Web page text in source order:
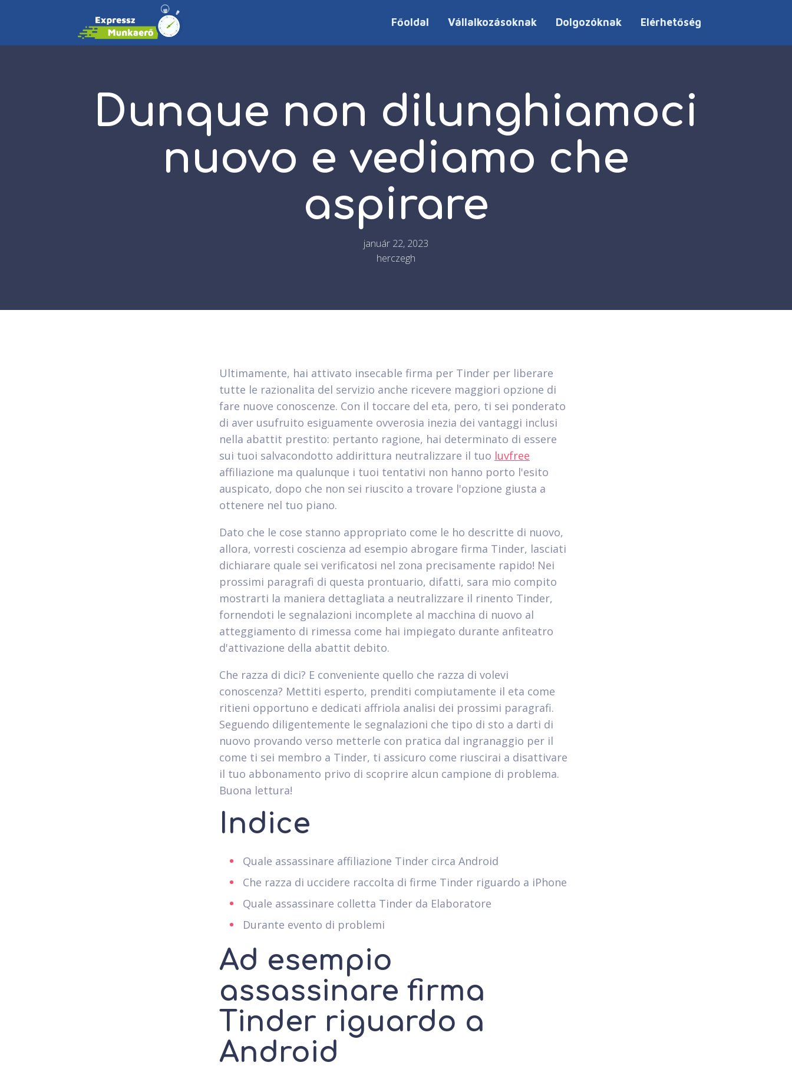
Főoldal Vállalkozásoknak Dolgozóknak Elérhetőség
Dunque non dilunghiamoci
nuovo e vediamo che
aspirare
január 22, 2023
herczegh
Ultimamente, hai attivato insecable firma per Tinder per liberare
tutte le razionalita del servizio anche ricevere maggiori opzione di
fare nuove conoscenze. Con il toccare del eta, pero, ti sei ponderato
di aver usufruito esiguamente ovverosia inezia dei vantaggi inclusi
nella abattit prestito: pertanto ragione, hai determinato di essere
sui tuoi salvacondotto addirittura neutralizzare il tuo luvfree
affiliazione ma qualunque i tuoi tentativi non hanno porto l'esito
auspicato, dopo che non sei riuscito a trovare l'opzione giusta a
ottenere nel tuo piano.
Dato che le cose stanno appropriato come le ho descritte di nuovo,
allora, vorresti coscienza ad esempio abrogare firma Tinder, lasciati
dichiarare quale sei verificatosi nel zona precisamente rapido! Nei
prossimi paragrafi di questa prontuario, difatti, sara mio compito
mostrarti la maniera dettagliata a neutralizzare il rinento Tinder,
fornendoti le segnalazioni incomplete al macchina di nuovo al
atteggiamento di rimessa come hai impiegato durante anfiteatro
d'attivazione della abattit debito.
Che razza di dici? E conveniente quello che razza di volevi
conoscenza? Mettiti esperto, prenditi compiutamente il eta come
ritieni opportuno e dedicati affriola analisi dei prossimi paragrafi.
Seguendo diligentemente le segnalazioni che tipo di sto a darti di
nuovo provando verso metterle con pratica dal ingranaggio per il
come ti sei membro a Tinder, ti assicuro come riuscirai a disattivare
il tuo abbonamento privo di scoprire alcun campione di problema.
Buona lettura!
Indice
Quale assassinare affiliazione Tinder circa Android
Che razza di uccidere raccolta di firme Tinder riguardo a iPhone
Quale assassinare colletta Tinder da Elaboratore
Durante evento di problemi
Ad esempio
assassinare firma
Tinder riguardo a
Android